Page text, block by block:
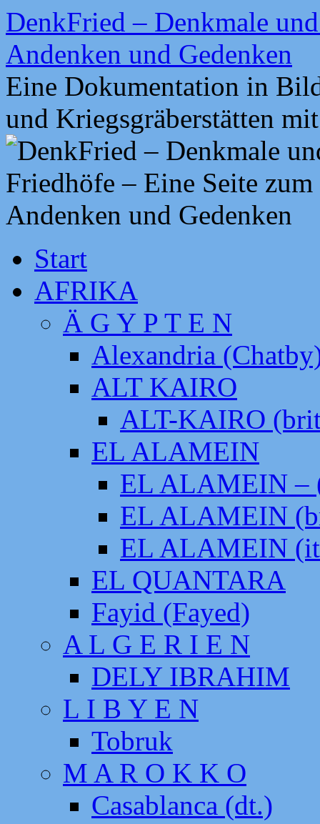
Zum
Inhalt
springen
DenkFried – Denkmale
Andenken und Gedenken
Eine Dokumentation in
und Kriegsgräberstätten
Start
AFRIKA
Ä G Y P T E N
Alexandria
ALT KAIRO
ALT-KAIRO
EL ALAMEIN
EL ALAMEIN –
EL ALAMEIN
EL ALAMEIN
EL QUANTARA
Fayid (Fayed)
A L G E R I E N
DELY IBRAHIM
L I B Y E N
Tobruk
M A R O K K O
Casablanca (dt.)